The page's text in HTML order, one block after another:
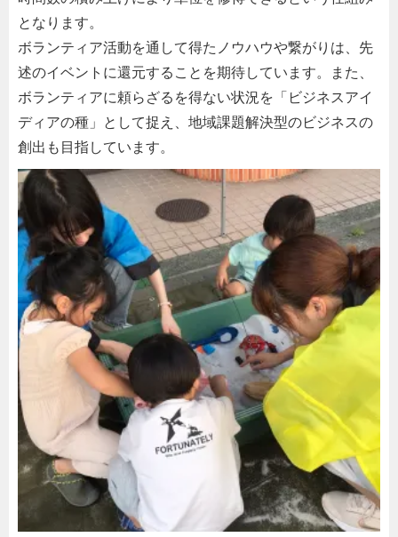
となります。
ボランティア活動を通して得たノウハウや繋がりは、先
述のイベントに還元することを期待しています。また、
ボランティアに頼らざるを得ない状況を「ビジネスアイ
ディアの種」として捉え、地域課題解決型のビジネスの
創出も目指しています。